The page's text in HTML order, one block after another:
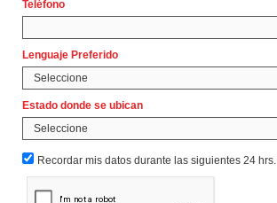
Teléfono
Lenguaje Preferido
Estado donde se ubican
Recordar mis datos durante las siguientes 24 hrs.